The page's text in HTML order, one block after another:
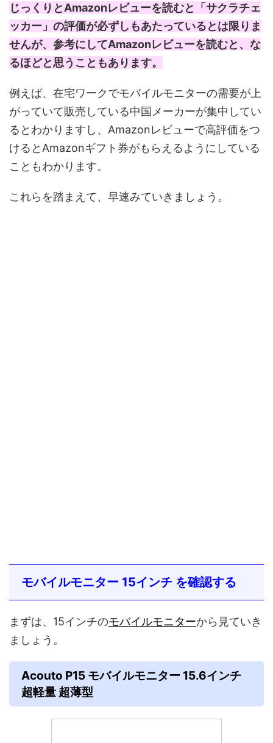
じっくりとAmazonレビューを読むと「サクラチェ
ッカー」の評価が必ずしもあたっているとは限りま
せんが、参考にしてAmazonレビューを読むと、な
るほどと思うこともあります。
例えば、在宅ワークでモバイルモニターの需要が上
がっていて販売している中国メーカーが集中してい
るとわかりますし、Amazonレビューで高評価をつ
けるとAmazonギフト券がもらえるようにしている
こともわかります。
これらを踏まえて、早速みていきましょう。
モバイルモニター 15インチ を確認する
まずは、15インチのモバイルモニターから見ていき
ましょう。
Acouto P15 モバイルモニター 15.6インチ
超軽量 超薄型